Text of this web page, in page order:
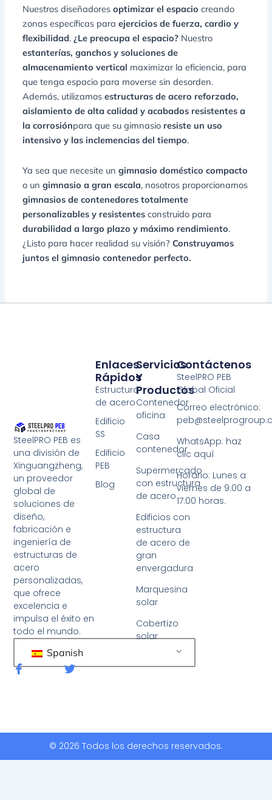
Nuestros diseñadoresoptimizar el espacio creando
zonas específicas paraejercicios de fuerza, cardio y
flexibilidad.¿Le preocupa el espacio? Nuestro
estanterías, ganchos y soluciones de
almacenamiento vertical maximizar la eficiencia, para
que tenga espacio para moverse sin desorden.
Además, utilizamosestructuras de acero reforzado,
aislamiento de alta calidad y acabados resistentes a
la corrosiónpara que su gimnasio resiste un uso
intensivo y las inclemencias del tiempo.
Ya sea que necesite ungimnasio doméstico compacto
o ungimnasio a gran escala, nosotros proporcionamos
gimnasios de contenedores totalmente
personalizables y resistentes construido para
durabilidad a largo plazo y máximo rendimiento.
¿Listo para hacer realidad su visión?Construyamos
juntos el gimnasio contenedor perfecto.
SteelPRO PEB es
una división de
Xinguangzheng,
un proveedor
global de
soluciones de
diseño,
fabricación e
ingeniería de
estructuras de
acero
personalizadas,
que ofrece
excelencia e
impulsa el éxito en
todo el mundo.
Spanish
F
a
o
G
Servicios
Y
Productos
Contenedor
oficina
Casa
contenedor
Supermercado
con estructura
de acero
Edificios con
estructura
de acero de
gran
envergadura
Marquesina
solar
Cobertizo
solar
Enlaces
Rápidos
Estructura
de acero
Edificio
SS
Edificio
PEB
Blog
Contáctenos
SteelPRO PEB
Global Oficial
Correo electrónico:
WhatsApp: haz
clic aquí
Horario: Lunes a
viernes de 9:00 a
17:00 horas.
© 2026 Todos los derechos reservados.